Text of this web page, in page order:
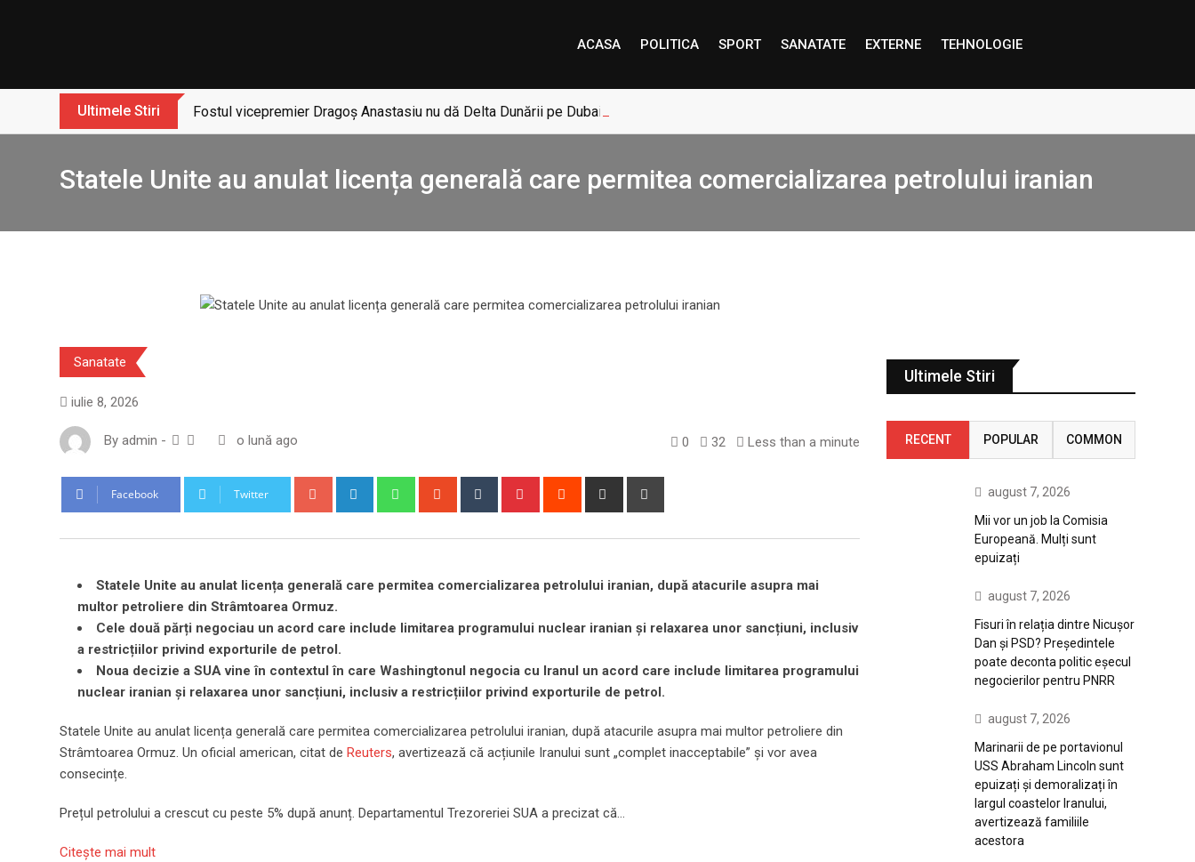
ACASA POLITICA SPORT SANATATE EXTERNE TEHNOLOGIE
Ultimele Stiri Fostul vicepremier Dragoș Anastasiu nu dă Delta Dunării pe Dubai: „Uneori, Paradisul este mai aproape decât credem”
Statele Unite au anulat licența generală care permitea comercializarea petrolului iranian
Sanatate
iulie 8, 2026
By admin - o lună ago 0 32 Less than a minute
Facebook Twitter Google+ LinkedIn WhatsappStumbleUpon
Tumblr Pinterest Reddit
Share
Statele Unite au anulat licența generală care permitea comercializarea petrolului iranian, după atacurile asupra mai
multor petroliere din Strâmtoarea Ormuz.
Cele două părți negociau un acord care include limitarea programului nuclear iranian și relaxarea unor sancțiuni, inclusiv
a restricțiilor privind exporturile de petrol.
Noua decizie a SUA vine în contextul în care Washingtonul negocia cu Iranul un acord care include limitarea programului
nuclear iranian și relaxarea unor sancțiuni, inclusiv a restricțiilor privind exporturile de petrol.
Statele Unite au anulat licența generală care permitea comercializarea petrolului iranian, după atacurile asupra mai multor petroliere din
Strâmtoarea Ormuz. Un oficial american, citat de Reuters, avertizează că acțiunile Iranului sunt „complet inacceptabile” și vor avea
consecințe.
Prețul petrolului a crescut cu peste 5% după anunț. Departamentul Trezoreriei SUA a precizat că…
Citeşte mai mult
Ultimele Stiri
RECENT POPULAR COMMON
august 7, 2026
Mii vor un job la Comisia
Europeană. Mulți sunt
epuizați
august 7, 2026
Fisuri în relația dintre Nicușor
Dan și PSD? Președintele
poate deconta politic eșecul
negocierilor pentru PNRR
august 7, 2026
Marinarii de pe portavionul
USS Abraham Lincoln sunt
epuizați și demoralizați în
largul coastelor Iranului,
avertizează familiile
acestora